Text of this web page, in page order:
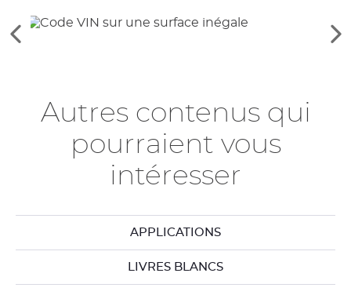
Voir
Autres contenus qui
pourraient vous
intéresser
APPLICATIONS
LIVRES BLANCS